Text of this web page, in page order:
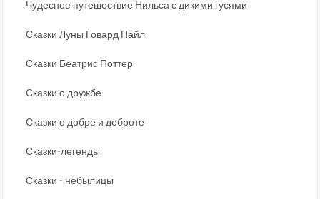
Чудесное путешествие Нильса с дикими гусями
Сказки Луны Говард Пайл
Сказки Беатрис Поттер
Сказки о дружбе
Сказки о добре и доброте
Сказки-легенды
Сказки - небылицы